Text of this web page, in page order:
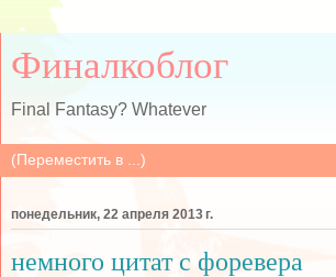
Финалкоблог
Final Fantasy? Whatever
понедельник, 22 апреля 2013 г.
немного цитат с форевера